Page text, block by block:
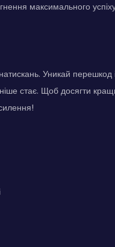
максимального
Уникай перешкод
стає. Щоб досягти